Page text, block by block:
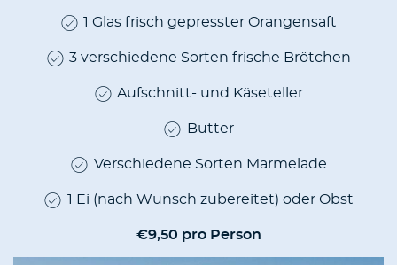
1 Glas frisch gepresster Orangensaft
3 verschiedene Sorten frische Brötchen
Aufschnitt- und Käseteller
Butter
Verschiedene Sorten Marmelade
1 Ei (nach Wunsch zubereitet) oder Obst
€9,50 pro Person